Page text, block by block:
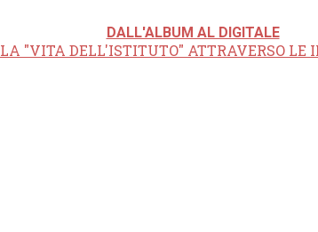
DALL'ALBUM AL DIGITALE
LA "VITA DELL'ISTITUTO" ATTRAVERSO LE